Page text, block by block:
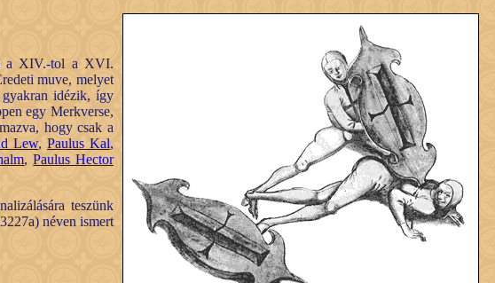
a XIV.-tol a XVI.
muve, melyet
gyakran idézik, így
egy Merkverse,
hogy csak a
Lew, Paulus Kal,
,Paulus Hector
teszünk
néven ismert